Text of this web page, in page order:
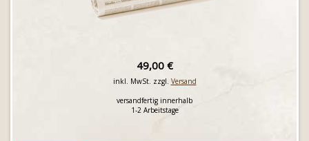
49,00 €
inkl. MwSt. zzgl. Versand
versandfertig innerhalb
1-2 Arbeitstage